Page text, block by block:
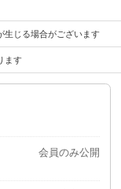
生じる場合がございます
ます
会員のみ公開